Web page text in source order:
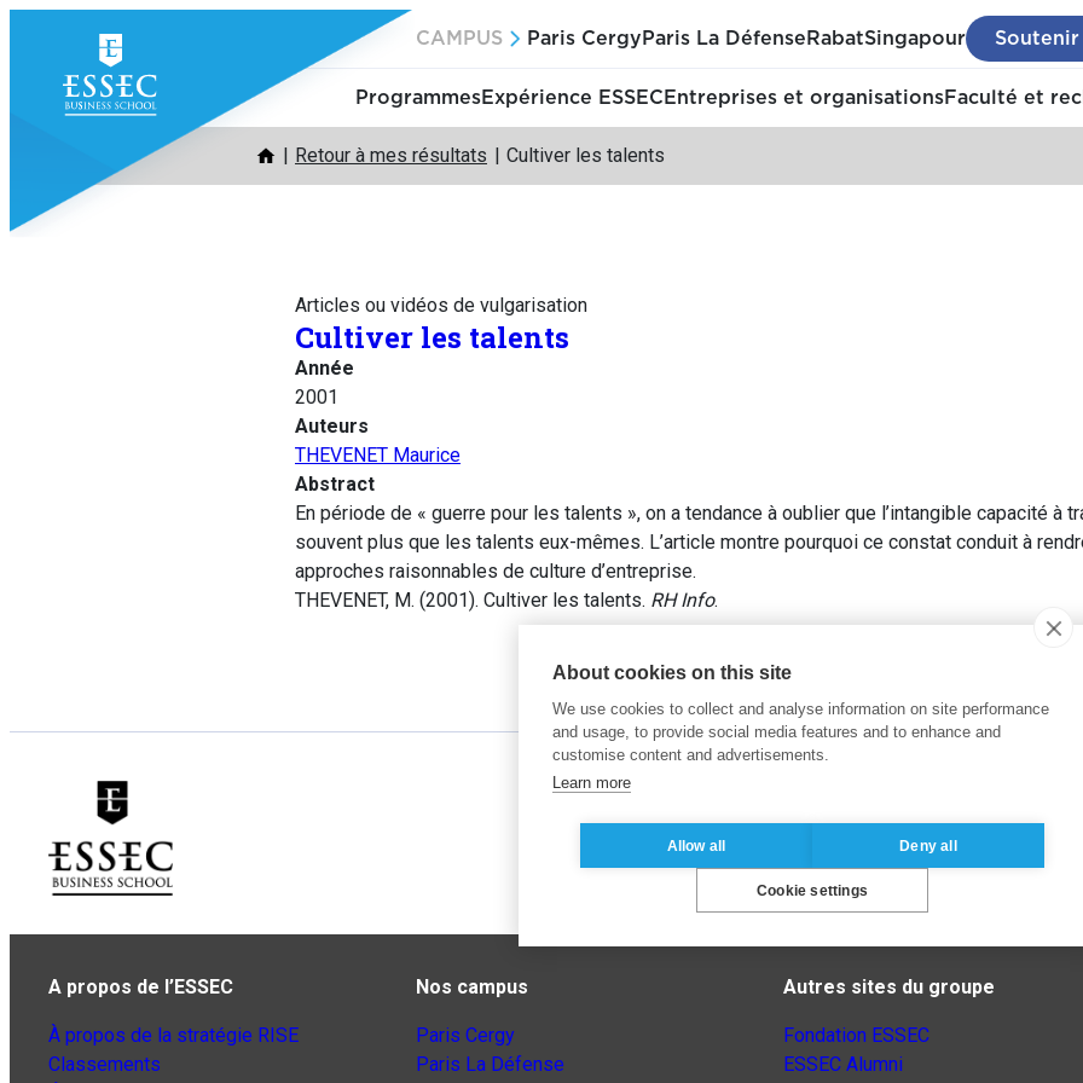
contenu
CAMPUS Paris Cergy Paris La Défense RabatSingapour Soutenir
ProgrammesExpérience ESSEC Entreprises et organisationsFaculté et
Retour à mes résultats Cultiver les talents
Articles ou vidéos de vulgarisation
Cultiver les talents
Année
2001
Auteurs
THEVENET Maurice
Abstract
En période de « guerre pour les talents », on a tendance à oublier que l’intangible capacité à
souvent plus que les talents eux-mêmes. L’article montre pourquoi ce constat conduit à
approches raisonnables de culture d’entreprise.
THEVENET, M. (2001). Cultiver les talents. RH Info.
A propos de l’ESSEC
À propos de la stratégie RISE
Classements
Nos campus
Paris Cergy
Paris La Défense
Autres sites du groupe
Fondation ESSEC
ESSEC Alumni
About cookies on this site
We use cookies to collect and analyse information on site performance
and usage, to provide social media features and to enhance and
customise content and advertisements.
Learn more
Allow all Deny all
Cookie settings